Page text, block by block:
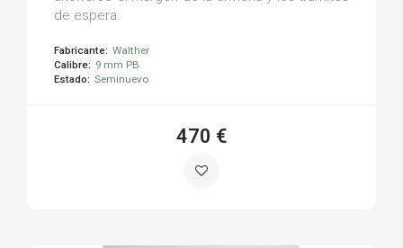
de espera.
Fabricante: Walther
Calibre: 9 mm PB
Estado: Seminuevo
470 €